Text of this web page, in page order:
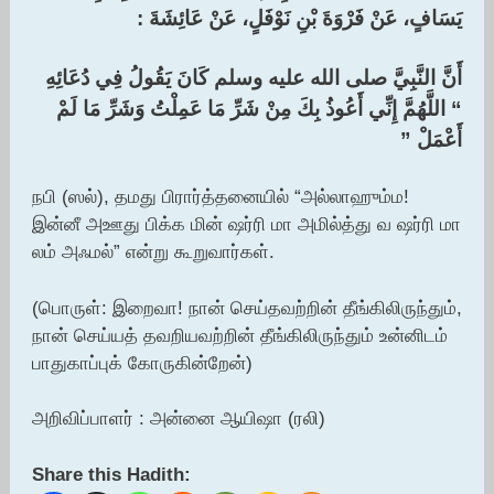
يَسَافٍ، عَنْ فَرْوَةَ بْنِ نَوْفَلٍ، عَنْ عَائِشَةَ :‏
أَنَّ النَّبِيَّ صلى الله عليه وسلم كَانَ يَقُولُ فِي دُعَائِهِ ‏
“‏ اللَّهُمَّ إِنِّي أَعُوذُ بِكَ مِنْ شَرِّ مَا عَمِلْتُ وَشَرِّ مَا لَمْ
أَعْمَلْ ‏”‏
நபி (ஸல்), தமது பிரார்த்தனையில் “அல்லாஹும்ம!
இன்னீ அஊது பிக்க மின் ஷர்ரி மா அமில்த்து வ ஷர்ரி மா
லம் அஃமல்” என்று கூறுவார்கள்.
(பொருள்: இறைவா! நான் செய்தவற்றின் தீங்கிலிருந்தும்,
நான் செய்யத் தவறியவற்றின் தீங்கிலிருந்தும் உன்னிடம்
பாதுகாப்புக் கோருகின்றேன்)
அறிவிப்பாளர் : அன்னை ஆயிஷா (ரலி)
Share this Hadith: